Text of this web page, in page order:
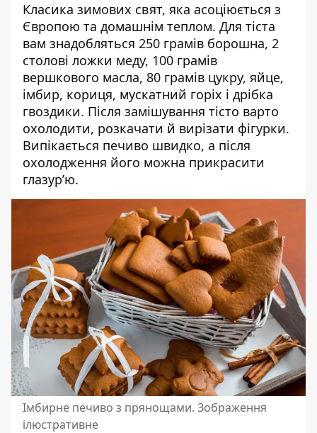
Класика зимових свят, яка асоціюється з
Європою та домашнім теплом. Для тіста
вам знадобляться 250 грамів борошна, 2
столові ложки меду, 100 грамів
вершкового масла, 80 грамів цукру, яйце,
імбир, кориця, мускатний горіх і дрібка
гвоздики. Після замішування тісто варто
охолодити, розкачати й вирізати фігурки.
Випікається печиво швидко, а після
охолодження його можна прикрасити
глазур’ю.
Імбирне печиво з прянощами. Зображення
ілюстративне